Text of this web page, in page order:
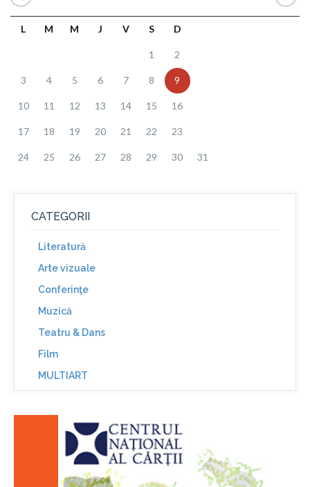
L M M J V S D
1 2
3 4 5 6 7 8 9
10 11 12 13 14 15 16
17 18 19 20 21 22 23
24 25 26 27 28 29 30 31
CATEGORII
Literatură
Arte vizuale
Conferinţe
Muzică
Teatru & Dans
Film
MULTIART